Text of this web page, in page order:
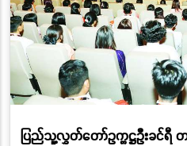
ပြည်သူ့လွှတ်တော်ဥက္ကဋ္ဌဦးခင်